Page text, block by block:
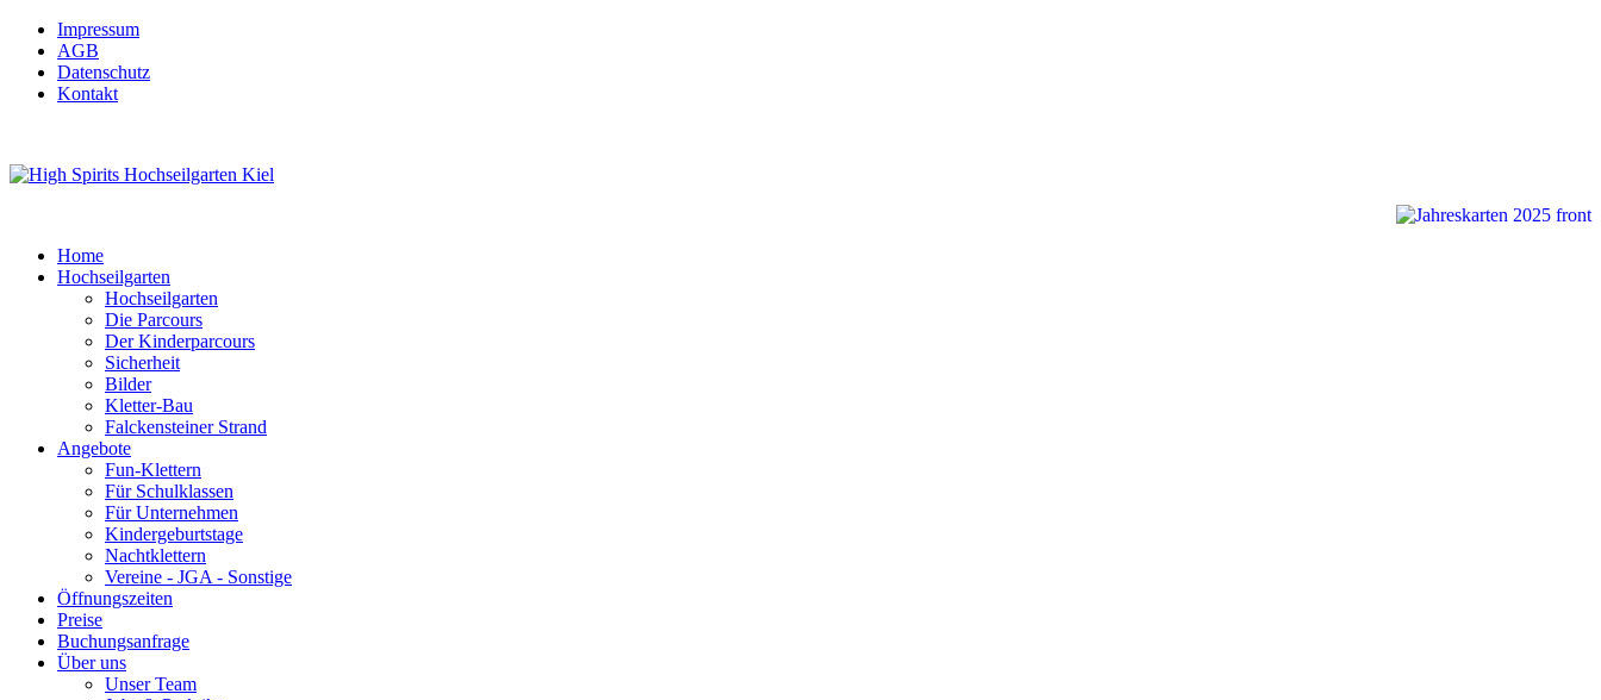
Impressum
AGB
Datenschutz
Kontakt
Home
Hochseilgarten
Hochseilgarten
Die Parcours
Der Kinderparcours
Sicherheit
Bilder
Kletter-Bau
Falckensteiner Strand
Angebote
Fun-Klettern
Für Schulklassen
Für Unternehmen
Kindergeburtstage
Nachtklettern
Vereine - JGA - Sonstige
Öffnungszeiten
Preise
Buchungsanfrage
Über uns
Unser Team